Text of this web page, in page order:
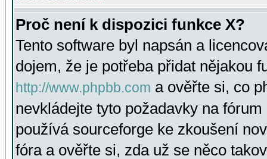
Proč není k dispozici funkce X?
Tento software byl napsán a
dojem, že je potřeba přidat nějakou
http://www.phpbb.com a ověřte si, co
nevkládejte tyto požadavky na
používá sourceforge ke zkoušení
fóra a ověřte si, zda už se něco